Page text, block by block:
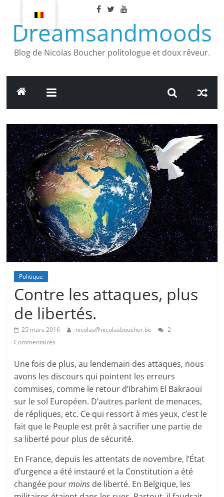
Dreamsandmoods
Blog de Nicolas Boucher politologue et doux rêveur.
Politique
Contre les attaques, plus
de libertés.
25 mars 2016 nicolas@nicolasboucher.be
2
Commentaires
Une fois de plus, au lendemain des attaques, nous
avons les discours qui pointent les erreurs
commises, comme le retour d’Ibrahim El Bakraoui
sur le sol Européen. D’autres parlent de menaces,
de répliques, etc. Ce qui ressort à mes yeux, c’est le
fait que le Peuple est prêt à sacrifier une partie de
sa liberté pour plus de sécurité.
En France, depuis les attentats de novembre, l’État
d’urgence a été instauré et la Constitution a été
changée pourmoins de liberté. En Belgique, les